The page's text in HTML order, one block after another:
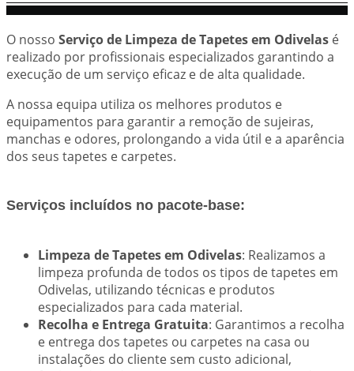
O nosso Serviço de Limpeza de Tapetes em Odivelas é
realizado por profissionais especializados garantindo a
execução de um serviço eficaz e de alta qualidade.
A nossa equipa utiliza os melhores produtos e
equipamentos para garantir a remoção de sujeiras,
manchas e odores, prolongando a vida útil e a aparência
dos seus tapetes e carpetes.
Serviços incluídos no pacote-base:
Limpeza de Tapetes em Odivelas: Realizamos a
limpeza profunda de todos os tipos de tapetes em
Odivelas, utilizando técnicas e produtos
especializados para cada material.
Recolha e Entrega Gratuita: Garantimos a recolha
e entrega dos tapetes ou carpetes na casa ou
instalações do cliente sem custo adicional,